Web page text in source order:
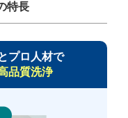
特長
プロ人材で
品質洗浄